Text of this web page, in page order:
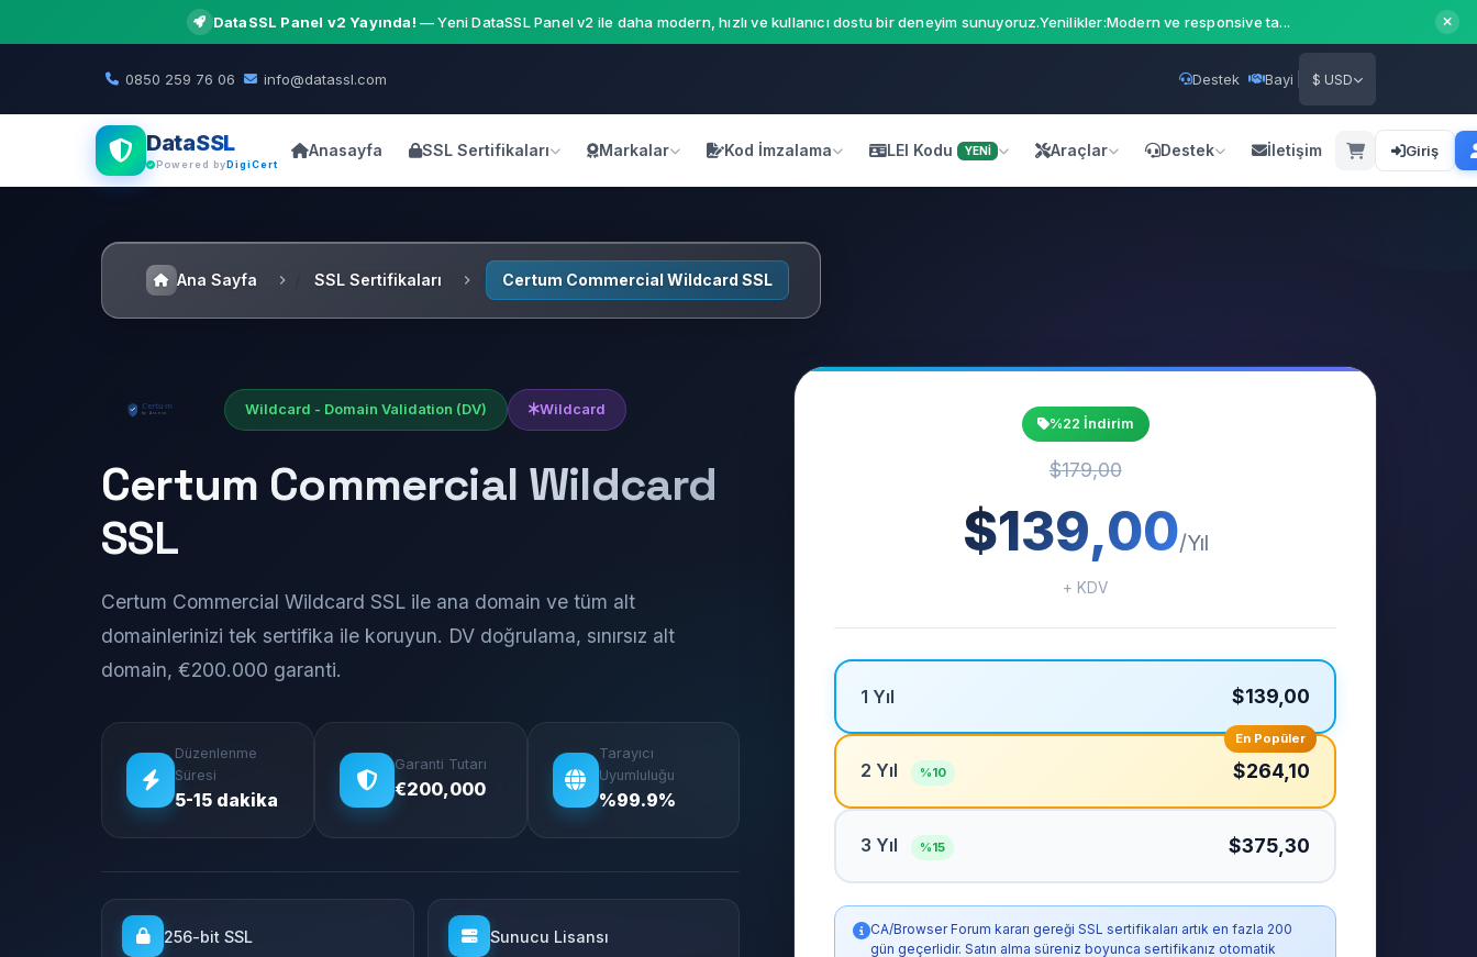
DataSSL Panel v2 Yayında! — Yeni DataSSL Panel v2 ile daha modern, hızlı ve kullanıcı dostu bir deneyim sunuyoruz.Yenilikler:Modern ve responsive ta...
0850 259 76 06 info@datassl.com Destek Bayi $ USD
DataSSL
Powered byDigiCert
Anasayfa SSL Sertifikaları Markalar Kod İmzalama LEI Kodu YENİ Araçlar Destek İletişim Giriş
Ana Sayfa SSL Sertifikaları Certum Commercial Wildcard SSL
Wildcard - Domain Validation (DV) Wildcard
Certum Commercial Wildcard
SSL
Certum Commercial Wildcard SSL ile ana domain ve tüm alt
domainlerinizi tek sertifika ile koruyun. DV doğrulama, sınırsız alt
domain, €200.000 garanti.
Düzenlenme
Süresi
5-15 dakika
Garanti Tutarı
€200,000
Tarayıcı
Uyumluluğu
%99.9%
256-bit SSL Sunucu Lisansı
%22 İndirim
$179,00
$139,00/Yıl
+ KDV
1 Yıl $139,00
En Popüler
2 Yıl %10 $264,10
3 Yıl %15 $375,30
CA/Browser Forum kararı gereği SSL sertifikaları artık en fazla 200
gün geçerlidir. Satın alma süreniz boyunca sertifikanız otomatik